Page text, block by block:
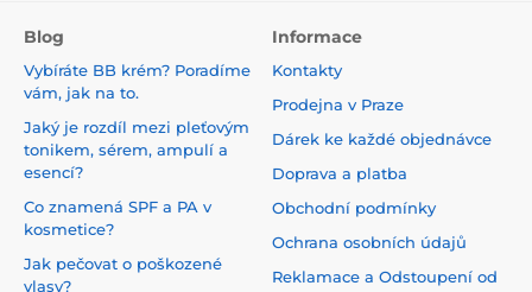
Blog
Vybíráte BB krém? Poradíme
vám, jak na to.
Jaký je rozdíl mezi pleťovým
tonikem, sérem, ampulí a
esencí?
Co znamená SPF a PA v
kosmetice?
Jak pečovat o poškozené
vlasy?
Informace
Kontakty
Prodejna v Praze
Dárek ke každé objednávce
Doprava a platba
Obchodní podmínky
Ochrana osobních údajů
Reklamace a Odstoupení od